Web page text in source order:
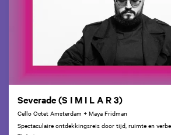
Severade (S I M I L A R 3)
Cello Octet Amsterdam + Maya Fridman
Spectaculaire ontdekkingsreis door tijd, ruimte en